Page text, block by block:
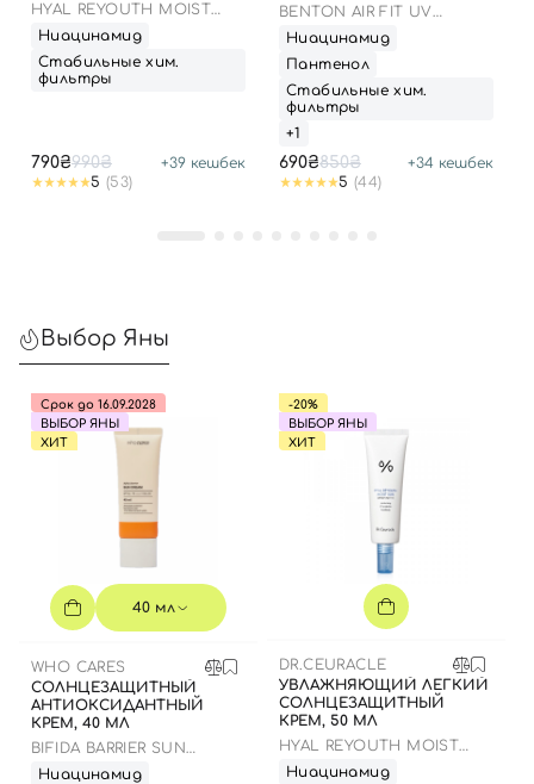
HYAL REYOUTH MOIST
SUN SPF 50/PA++++
Ниацинамид
Стабильные хим.
фильтры
790₴990₴ +39 кешбек
5 (53)
BENTON AIR FIT UV
DEFENSE SUN CREAM
SPF50
Ниацинамид
Пантенол
Стабильные хим.
фильтры
+1
690₴850₴ +34 кешбек
5 (44)
Выбор Яны
Срок до 16.09.2028
ВЫБОР ЯНЫ
ХИТ
40 мл
WHO CARES
СОЛНЦЕЗАЩИТНЫЙ
АНТИОКСИДАНТНЫЙ
КРЕМ, 40 МЛ
BIFIDA BARRIER SUN
CREAM
Ниацинамид
-20%
ВЫБОР ЯНЫ
ХИТ
DR.CEURACLE
УВЛАЖНЯЮЩИЙ ЛЕГКИЙ
СОЛНЦЕЗАЩИТНЫЙ
КРЕМ, 50 МЛ
HYAL REYOUTH MOIST
SUN SPF 50/PA++++
Ниацинамид